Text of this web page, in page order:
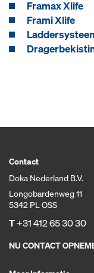
Framax Xlife
Frami Xlife
Contact
Doka Nederland B.V.
Longobardenweg 11
5342 PL OSS
T+31 412 65 30 30
NU CONTACT